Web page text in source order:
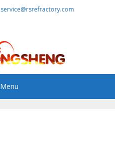
service@rsrefractory.com
Menu